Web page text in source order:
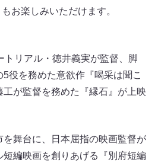
お楽しみいただけます。
トリアル・徳井義実が監督、脚
役を務めた意欲作『喝采は聞こ
工が監督を務めた『縁石』が上映
舞台に、日本屈指の映画監督が
短編映画を創りあげる『別府短編